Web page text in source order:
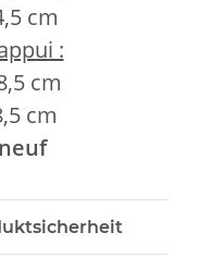
cm
:
cm
cm